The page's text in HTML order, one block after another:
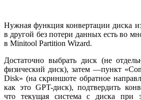
Нужная функция конвертации диска
в другой без потери данных есть во
в Minitool Partition Wizard.
Достаточно выбрать диск (не
физический диск), затем —пункт
Disk» (на скриншоте обратное
как это GPT-диск), подтвердить
что текущая система с диска при